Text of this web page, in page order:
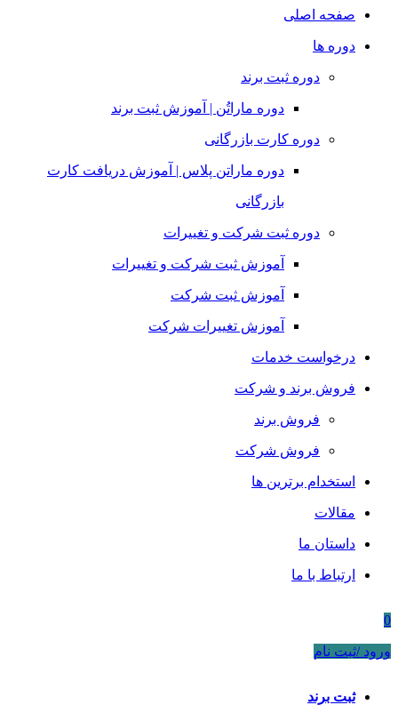
صفحه اصلی
دوره ها
دوره ثبت برند
دوره ماراتُن | آموزش ثبت برند
دوره کارت بازرگانی
دوره ماراتن پلاس | آموزش دریافت کارت
بازرگانی
دوره ثبت شرکت و تغییرات
آموزش ثبت شرکت و تغییرات
آموزش ثبت شرکت
آموزش تغییرات شرکت
درخواست خدمات
فروش برند و شرکت
فروش برند
فروش شرکت
استخدام برترین ها
مقالات
داستان ما
ارتباط با ما
0
ورود /ثبت نام
ثبت برند